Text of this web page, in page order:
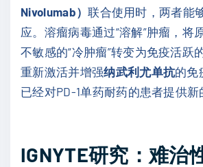
Nivolumab）联合使用时，两者能
应。溶瘤病毒通过“溶解”肿瘤，将
不敏感的“冷肿瘤”转变为免疫活跃
重新激活并增强纳武利尤单抗的免
已经对PD-1单药耐药的患者提供新
IGNYTE研究：难治